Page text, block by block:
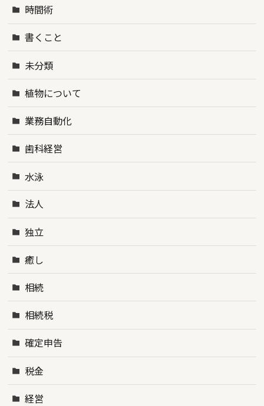
時間術
書くこと
未分類
植物について
業務自動化
歯科経営
水泳
法人
独立
癒し
相続
相続税
確定申告
税金
経営